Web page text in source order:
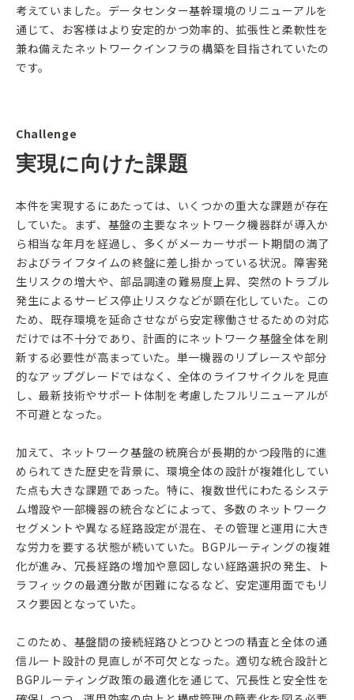
考えていました。データセンター基幹環境のリニューアルを
通じて、お客様はより安定的かつ効率的、拡張性と柔軟性を
兼ね備えたネットワークインフラの構築を目指されていたの
です。
Challenge
実現に向けた課題
本件を実現するにあたっては、いくつかの重大な課題が存在
していた。まず、基盤の主要なネットワーク機器群が導入か
ら相当な年月を経過し、多くがメーカーサポート期間の満了
およびライフタイムの終盤に差し掛かっている状況。障害発
生リスクの増大や、部品調達の難易度上昇、突然のトラブル
発生によるサービス停止リスクなどが顕在化していた。この
ため、既存環境を延命させながら安定稼働させるための対応
だけでは不十分であり、計画的にネットワーク基盤全体を刷
新する必要性が高まっていた。単一機器のリプレースや部分
的なアップグレードではなく、全体のライフサイクルを見直
し、最新技術やサポート体制を考慮したフルリニューアルが
不可避となった。
加えて、ネットワーク基盤の統廃合が長期的かつ段階的に進
められてきた歴史を背景に、環境全体の設計が複雑化してい
た点も大きな課題であった。特に、複数世代にわたるシステ
ム増設や一部機器の統合などによって、多数のネットワーク
セグメントや異なる経路設定が混在、その管理と運用に大き
な労力を要する状態が続いていた。BGPルーティングの複雑
化が進み、冗長経路の増加や意図しない経路選択の発生、ト
ラフィックの最適分散が困難になるなど、安定運用面でもリ
スク要因となっていた。
このため、基盤間の接続経路ひとつひとつの精査と全体の通
信ルート設計の見直しが不可欠となった。適切な統合設計と
BGPルーティング政策の最適化を通じて、冗長性と安全性を